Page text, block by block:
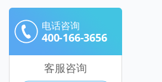
电话咨询
400-166-3656
客服咨询